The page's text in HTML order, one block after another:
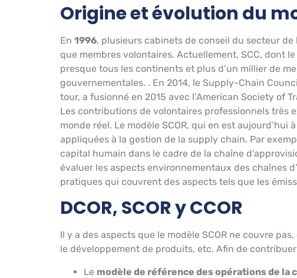
Origine et évolution du
En 1996, plusieurs cabinets de conseil du secteur de
que membres volontaires. Actuellement, SCC, dont
presque tous les continents et plus d’un millier de
gouvernementales. . En 2014, le Supply-Chain
tour, a fusionné en 2015 avec l’American Society of
Les contributions de volontaires professionnels très
monde réel. Le modèle SCOR, qui en est aujourd’hui
appliquées à la gestion de la supply chain. Par
capital humain dans le cadre de la chaîne
évaluer les aspects environnementaux des chaînes
pratiques qui couvrent des aspects tels que les
DCOR, SCOR y CCOR
Il y a des aspects que le modèle SCOR ne couvre
le développement de produits, etc. Afin de
Le modèle de référence des opérations de la